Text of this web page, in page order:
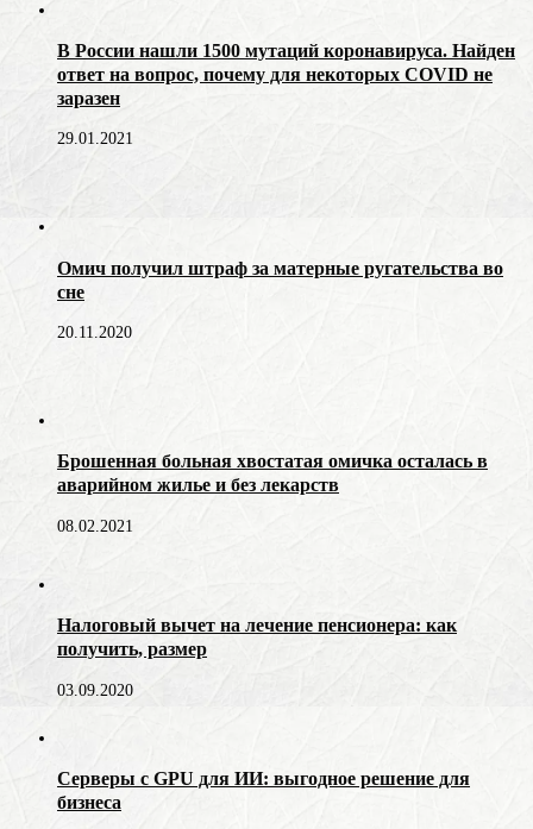
В России нашли 1500 мутаций коронавируса. Найден
ответ на вопрос, почему для некоторых COVID не
заразен
29.01.2021
Омич получил штраф за матерные ругательства во
сне
20.11.2020
Брошенная больная хвостатая омичка осталась в
аварийном жилье и без лекарств
08.02.2021
Налоговый вычет на лечение пенсионера: как
получить, размер
03.09.2020
Серверы с GPU для ИИ: выгодное решение для
бизнеса